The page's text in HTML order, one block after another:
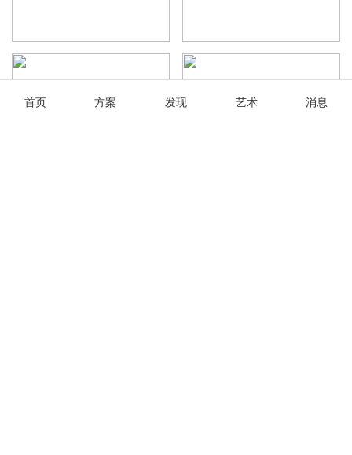
首页 方案 发现 艺术 消息